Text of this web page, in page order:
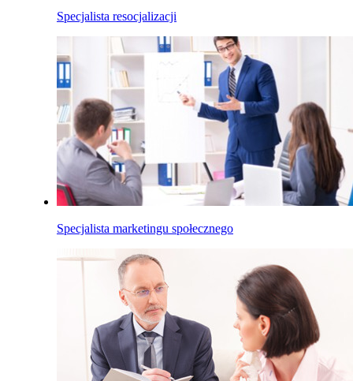
Specjalista resocjalizacji
Specjalista marketingu społecznego